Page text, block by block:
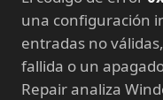
una configuración
entradas no
fallida o un
Repair analiza